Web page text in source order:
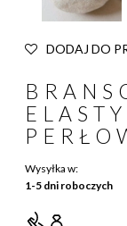
DODAJ DO
Wysyłka w:
1-5 dni roboczych